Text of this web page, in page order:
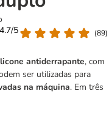
5
(89)
antiderrapante, com
ser utilizadas para
na máquina. Em três